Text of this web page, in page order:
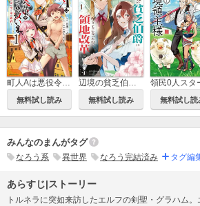
無料試し読み 無料試し読み 無料試し読
みんなのまんがタグ
なろう系 異世界 なろう完結済み タグ編
あらすじ|ストーリー
トルネラに突如来訪したエルフの剣聖・グラハム